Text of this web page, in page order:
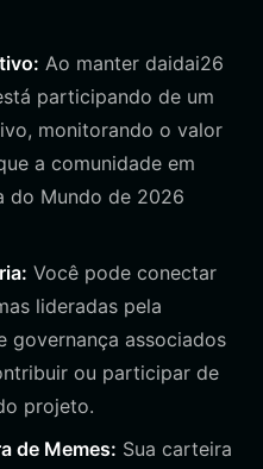
Ao manter daidai26
participando de um
monitorando o valor
a comunidade em
do Mundo de 2026
Você pode conectar
lideradas pela
governança associados
ou participar de
projeto.
de Memes: Sua carteira